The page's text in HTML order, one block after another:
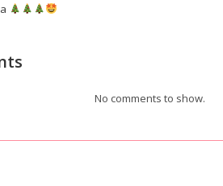
No comments to show.